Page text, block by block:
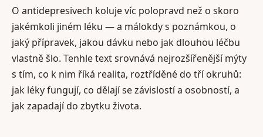
O antidepresivech koluje víc polopravd než o skoro
jakémkoli jiném léku — a málokdy s poznámkou, o
jaký přípravek, jakou dávku nebo jak dlouhou léčbu
vlastně šlo. Tenhle text srovnává nejrozšířenější mýty
s tím, co k nim říká realita, roztříděné do tří okruhů:
jak léky fungují, co dělají se závislostí a osobností, a
jak zapadají do zbytku života.